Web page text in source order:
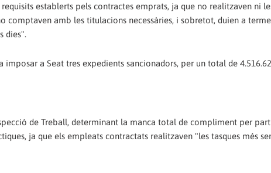
establerts pels contractes emprats, ja que no realitzaven ni
amb les titulacions necessàries, i sobretot, duien a terme
dies".
a Seat tres expedients sancionadors, per un total de
de Treball, determinant la manca total de compliment per
ja que els empleats contractats realitzaven "les tasques més